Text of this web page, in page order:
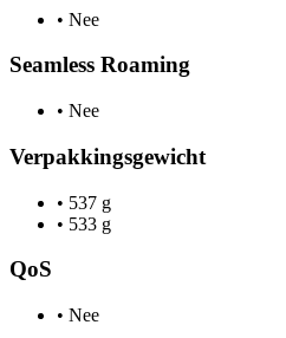
• Nee
Seamless Roaming
• Nee
Verpakkingsgewicht
• 537 g
• 533 g
QoS
• Nee